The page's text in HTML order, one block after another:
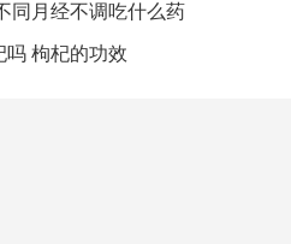
同月经不调吃什么药
吗 枸杞的功效